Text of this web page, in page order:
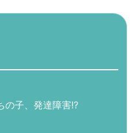
の子、発達障害!?